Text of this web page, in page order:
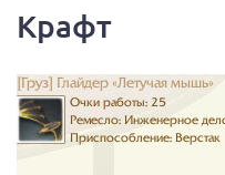
Крафт